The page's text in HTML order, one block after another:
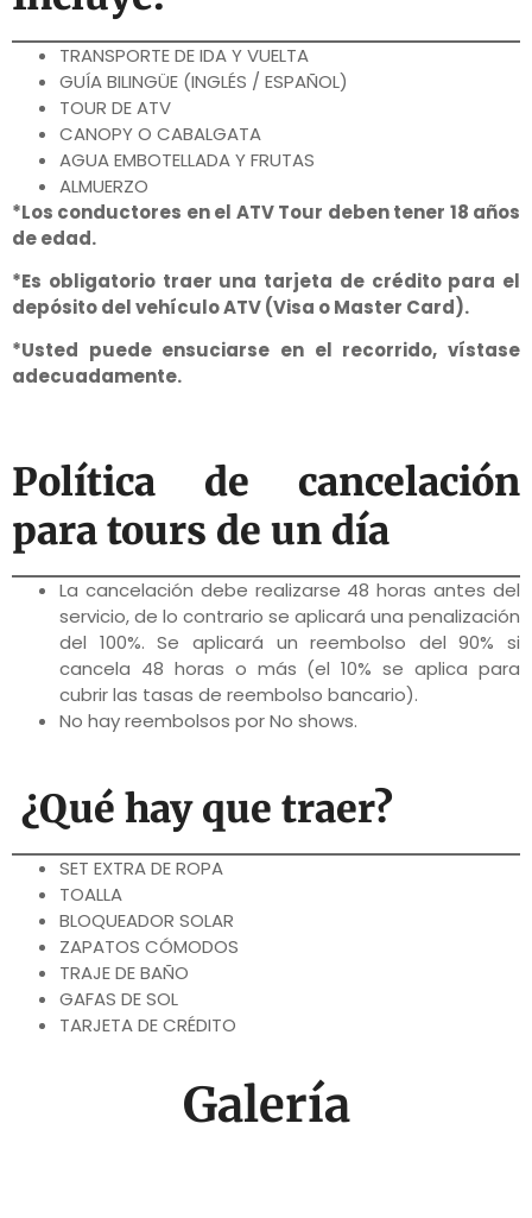
TRANSPORTE DE IDA Y VUELTA
GUÍA BILINGÜE (INGLÉS / ESPAÑOL)
TOUR DE ATV
CANOPY O CABALGATA
AGUA EMBOTELLADA Y FRUTAS
ALMUERZO
*Los conductores en el ATV Tour deben tener 18 años
de edad.
*Es obligatorio traer una tarjeta de crédito para el
depósito del vehículo ATV (Visa o Master Card).
*Usted puede ensuciarse en el recorrido, vístase
adecuadamente.
Política de cancelación
para tours de un día
La cancelación debe realizarse 48 horas antes del
servicio, de lo contrario se aplicará una penalización
del 100%. Se aplicará un reembolso del 90% si
cancela 48 horas o más (el 10% se aplica para
cubrir las tasas de reembolso bancario).
No hay reembolsos por No shows.
¿Qué hay que traer?
SET EXTRA DE ROPA
TOALLA
BLOQUEADOR SOLAR
ZAPATOS CÓMODOS
TRAJE DE BAÑO
GAFAS DE SOL
TARJETA DE CRÉDITO
Galería